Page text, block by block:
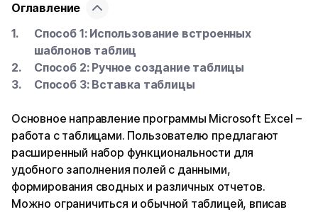
Оглавление
Способ 1: Использование встроенных
шаблонов таблиц
Способ 2: Ручное создание таблицы
Способ 3: Вставка таблицы
Основное направление программы Microsoft Excel –
работа с таблицами. Пользователю предлагают
расширенный набор функциональности для
удобного заполнения полей с данными,
формирования сводных и различных отчетов.
Можно ограничиться и обычной таблицей, вписав